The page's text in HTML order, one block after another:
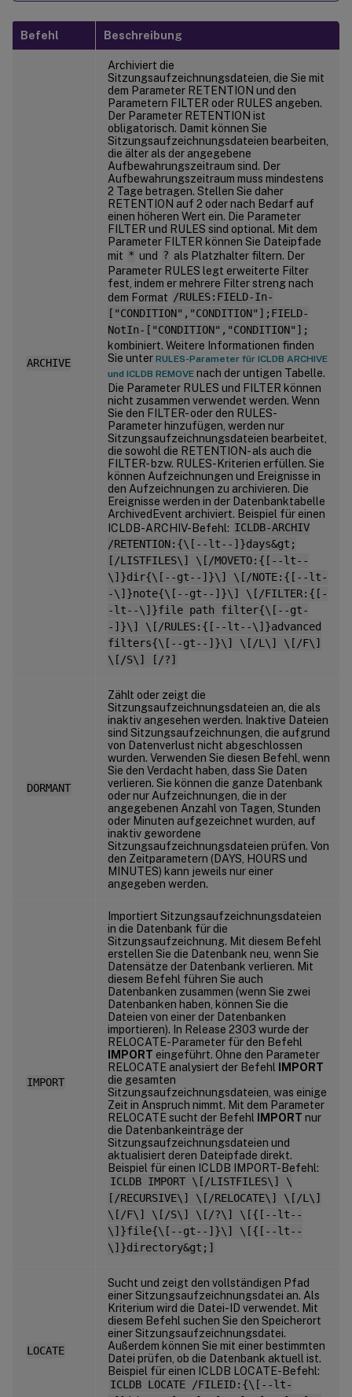
Befehl Beschreibung
ARCHIVE
Archiviert die
Sitzungsaufzeichnungsdateien, die Sie mit
dem Parameter RETENTION und den
Parametern FILTER oder RULES angeben.
Der Parameter RETENTION ist
obligatorisch. Damit können Sie
Sitzungsaufzeichnungsdateien bearbeiten,
die älter als der angegebene
Aufbewahrungszeitraum sind. Der
Aufbewahrungszeitraum muss mindestens
2 Tage betragen. Stellen Sie daher
RETENTION auf 2 oder nach Bedarf auf
einen höheren Wert ein. Die Parameter
FILTER und RULES sind optional. Mit dem
Parameter FILTER können Sie Dateipfade
mit * und ? als Platzhalter filtern. Der
Parameter RULES legt erweiterte Filter
fest, indem er mehrere Filter streng nach
dem Format /RULES:FIELD-In-
["CONDITION","CONDITION"];FIELD-
NotIn-["CONDITION","CONDITION"];
kombiniert. Weitere Informationen finden
Sie unter RULES-Parameter für ICLDB ARCHIVE
und ICLDB REMOVE nach der untigen Tabelle.
Die Parameter RULES und FILTER können
nicht zusammen verwendet werden. Wenn
Sie den FILTER- oder den RULES-
Parameter hinzufügen, werden nur
Sitzungsaufzeichnungsdateien bearbeitet,
die sowohl die RETENTION- als auch die
FILTER- bzw. RULES-Kriterien erfüllen. Sie
können Aufzeichnungen und Ereignisse in
den Aufzeichnungen zu archivieren. Die
Ereignisse werden in der Datenbanktabelle
ArchivedEvent archiviert. Beispiel für einen
ICLDB-ARCHIV-Befehl: ICLDB-ARCHIV
/RETENTION:{\[--lt--]}days&gt;
[/LISTFILES\] \[/MOVETO:{[--lt--
\]}dir{\[--gt--]}\] \[/NOTE:{[--lt-
-\]}note{\[--gt--]}\] \[/FILTER:{[-
-lt--\]}file path filter{\[--gt-
-]}\] \[/RULES:{[--lt--\]}advanced
filters{\[--gt--]}\] \[/L\] \[/F\]
\[/S\] [/?]
DORMANT
Zählt oder zeigt die
Sitzungsaufzeichnungsdateien an, die als
inaktiv angesehen werden. Inaktive Dateien
sind Sitzungsaufzeichnungen, die aufgrund
von Datenverlust nicht abgeschlossen
wurden. Verwenden Sie diesen Befehl, wenn
Sie den Verdacht haben, dass Sie Daten
verlieren. Sie können die ganze Datenbank
oder nur Aufzeichnungen, die in der
angegebenen Anzahl von Tagen, Stunden
oder Minuten aufgezeichnet wurden, auf
inaktiv gewordene
Sitzungsaufzeichnungsdateien prüfen. Von
den Zeitparametern (DAYS, HOURS und
MINUTES) kann jeweils nur einer
angegeben werden.
IMPORT
Importiert Sitzungsaufzeichnungsdateien
in die Datenbank für die
Sitzungsaufzeichnung. Mit diesem Befehl
erstellen Sie die Datenbank neu, wenn Sie
Datensätze der Datenbank verlieren. Mit
diesem Befehl führen Sie auch
Datenbanken zusammen (wenn Sie zwei
Datenbanken haben, können Sie die
Dateien von einer der Datenbanken
importieren). In Release 2303 wurde der
RELOCATE-Parameter für den Befehl
IMPORT eingeführt. Ohne den Parameter
RELOCATE analysiert der Befehl
IMPORT
die gesamten
Sitzungsaufzeichnungsdateien, was einige
Zeit in Anspruch nimmt. Mit dem Parameter
RELOCATE sucht der Befehl
IMPORT nur
die Datenbankeinträge der
Sitzungsaufzeichnungsdateien und
aktualisiert deren Dateipfade direkt.
Beispiel für einen ICLDB IMPORT-Befehl:
ICLDB IMPORT \[/LISTFILES\] \
[/RECURSIVE\] \[/RELOCATE\] \[/L\]
\[/F\] \[/S\] \[/?\] \[{[--lt--
\]}file{\[--gt--]}\] \[{[--lt--
\]}directory&gt;]
LOCATE
Sucht und zeigt den vollständigen Pfad
einer Sitzungsaufzeichnungsdatei an. Als
Kriterium wird die Datei-ID verwendet. Mit
diesem Befehl suchen Sie den Speicherort
einer Sitzungsaufzeichnungsdatei.
Außerdem können Sie mit einer bestimmten
Datei prüfen, ob die Datenbank aktuell ist.
Beispiel für einen ICLDB LOCATE-Befehl:
ICLDB LOCATE /FILEID:{\[--lt-